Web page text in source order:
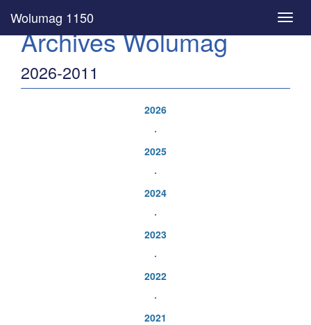
Wolumag 1150
Archives Wolumag
2026-2011
2026
2025
2024
2023
2022
2021